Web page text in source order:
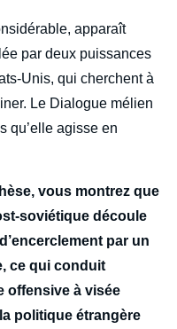
apparaît
par deux puissances
Unis, qui cherchent à
Le Dialogue mélien
qu’elle agisse en
vous montrez que
soviétique découle
par un
ce qui conduit
offensive à visée
politique étrangère